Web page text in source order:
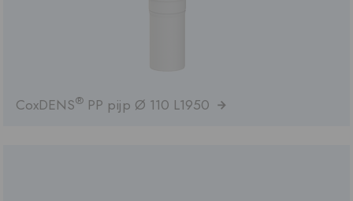
CoxDENS® PP pijp Ø 110 L1950